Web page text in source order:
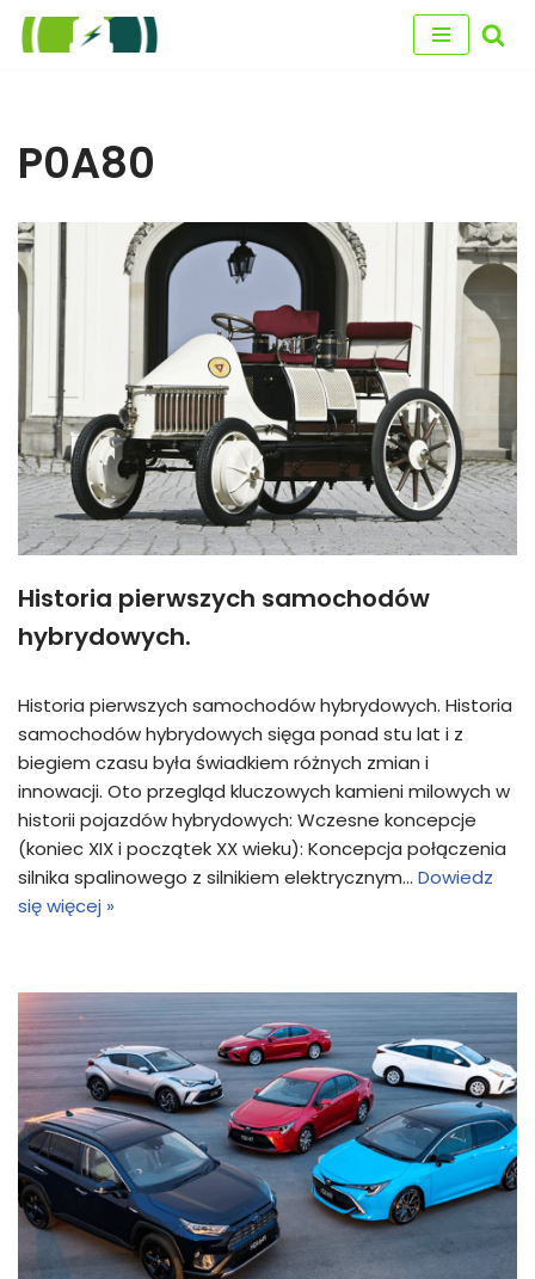
P0A80
Historia pierwszych samochodów
hybrydowych.
Historia pierwszych samochodów hybrydowych. Historia
samochodów hybrydowych sięga ponad stu lat i z
biegiem czasu była świadkiem różnych zmian i
innowacji. Oto przegląd kluczowych kamieni milowych w
historii pojazdów hybrydowych: Wczesne koncepcje
(koniec XIX i początek XX wieku): Koncepcja połączenia
silnika spalinowego z silnikiem elektrycznym… Dowiedz
się więcej »